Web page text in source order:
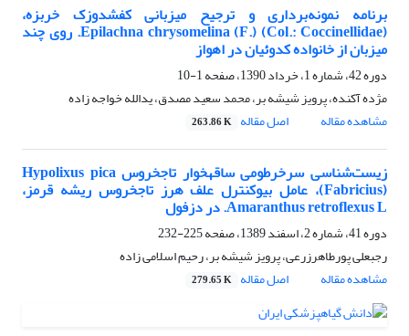
برنامه نمونه‌برداری و ترجیح میزبانی کفشدوزک خربزه،
Epilachna chrysomelina (F.) (Col.: Coccinellidae). روی چند
میزبان از خانواده کدوئیان در اهواز
دوره 42، شماره 1، خرداد 1390، صفحه
1-10
مژده آکنده، پرویز شیشه بر، محمد سعید مصدق، یدالله خواجه زاده
مشاهده مقاله
اصل مقاله 263.86 K
زیست‌شناسی سرخرطومی ساقه‎خوار تاج‎خروس Hypolixus pica
(Fabricius)، عامل بیوکنترل علف هرز تاج‎خروس ریشه قرمز،
Amaranthus retroflexus L. در دزفول
دوره 41، شماره 2، اسفند 1389، صفحه
225-232
رجبعلی پورطاهرزرعی، پرویز شیشه بر، رحیم اسلامی زاده
مشاهده مقاله
اصل مقاله 279.65 K